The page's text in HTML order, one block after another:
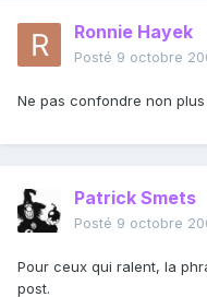
Ronnie Hayek
Posté 9 octobre
Ne pas confondre non
Patrick Smets
Posté 9 octobre
Pour ceux qui ralent, la
post.